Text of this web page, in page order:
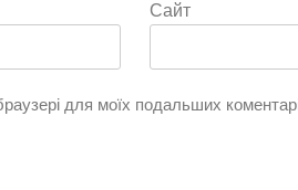
Сайт
для моїх подальших